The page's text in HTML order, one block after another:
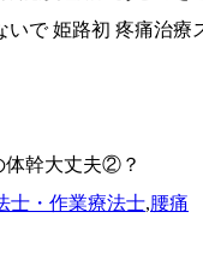
体幹大丈夫②？
士・作業療法士,腰痛